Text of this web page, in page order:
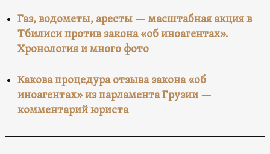
Газ, водометы, аресты — масштабная акция в
Тбилиси против закона «об иноагентах».
Хронология и много фото
Какова процедура отзыва закона «об
иноагентах» из парламента Грузии —
комментарий юриста